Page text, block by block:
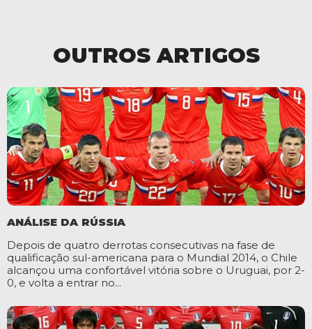
OUTROS ARTIGOS
ANÁLISE DA RÚSSIA
Depois de quatro derrotas consecutivas na fase de
qualificação sul-americana para o Mundial 2014, o Chile
alcançou uma confortável vitória sobre o Uruguai, por 2-
0, e volta a entrar no...